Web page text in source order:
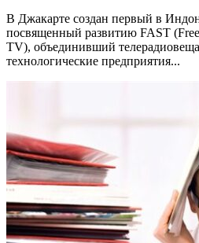
В Джакарте создан первый в
посвященный развитию FAST
TV), объединивший
технологические предприятия...